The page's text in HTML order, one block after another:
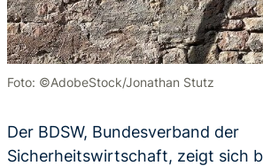
Foto: ©AdobeStock/Jonathan Stutz
Der BDSW, Bundesverband der
Sicherheitswirtschaft, zeigt sich